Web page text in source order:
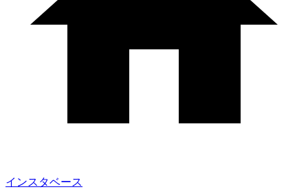
インスタベース